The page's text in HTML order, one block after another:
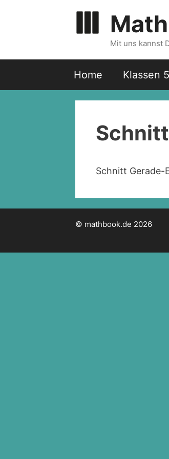
Mit uns kannst
Home Klassen
Schnitt Gerade-
© mathbook.de 2026